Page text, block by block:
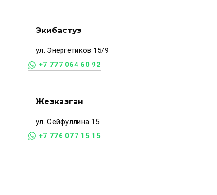
Экибастуз
ул. Энергетиков 15/9
+7 777 064 60 92
Жезказган
ул. Сейфуллина 15
+7 776 077 15 15